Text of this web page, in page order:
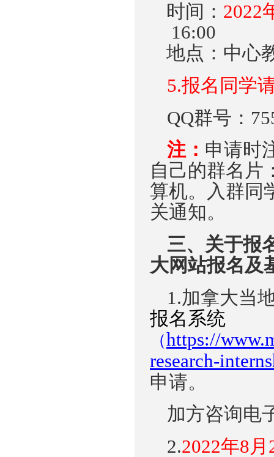
时间： 2022
16:00
地点 ： 中心
5.报名同学
QQ群号：
注： 申请时
自己的群名片
算机。入群同
关通知。
三、 关于报
大网站报名及
1.加拿大当
报名系统
（https://
research-
申请。
加方咨询电
2.2022年8月